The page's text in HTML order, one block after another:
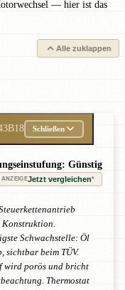
— hier ist das
Alle zuklappen
Schließen
Günstig
ANZEIGEJetzt vergleichen*
Schwachstelle: Öl
sichtbar beim TÜV.
wird porös und bricht
Thermostat